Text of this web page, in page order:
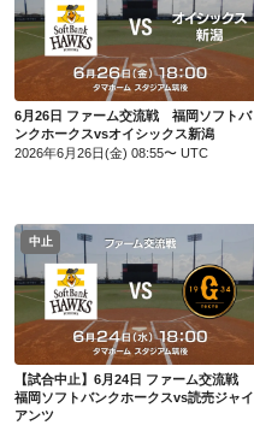
6月26日 ファーム交流戦 福岡ソフトバ
ンクホークスvsオイシックス新潟
2026年6月26日(金) 08:55〜 UTC
中止
【試合中止】6月24日 ファーム交流戦 福岡ソフトバンクホークスvs読売ジャイアンツ
【試合中止】6月24日 ファーム交流戦
福岡ソフトバンクホークスvs読売ジャイ
アンツ